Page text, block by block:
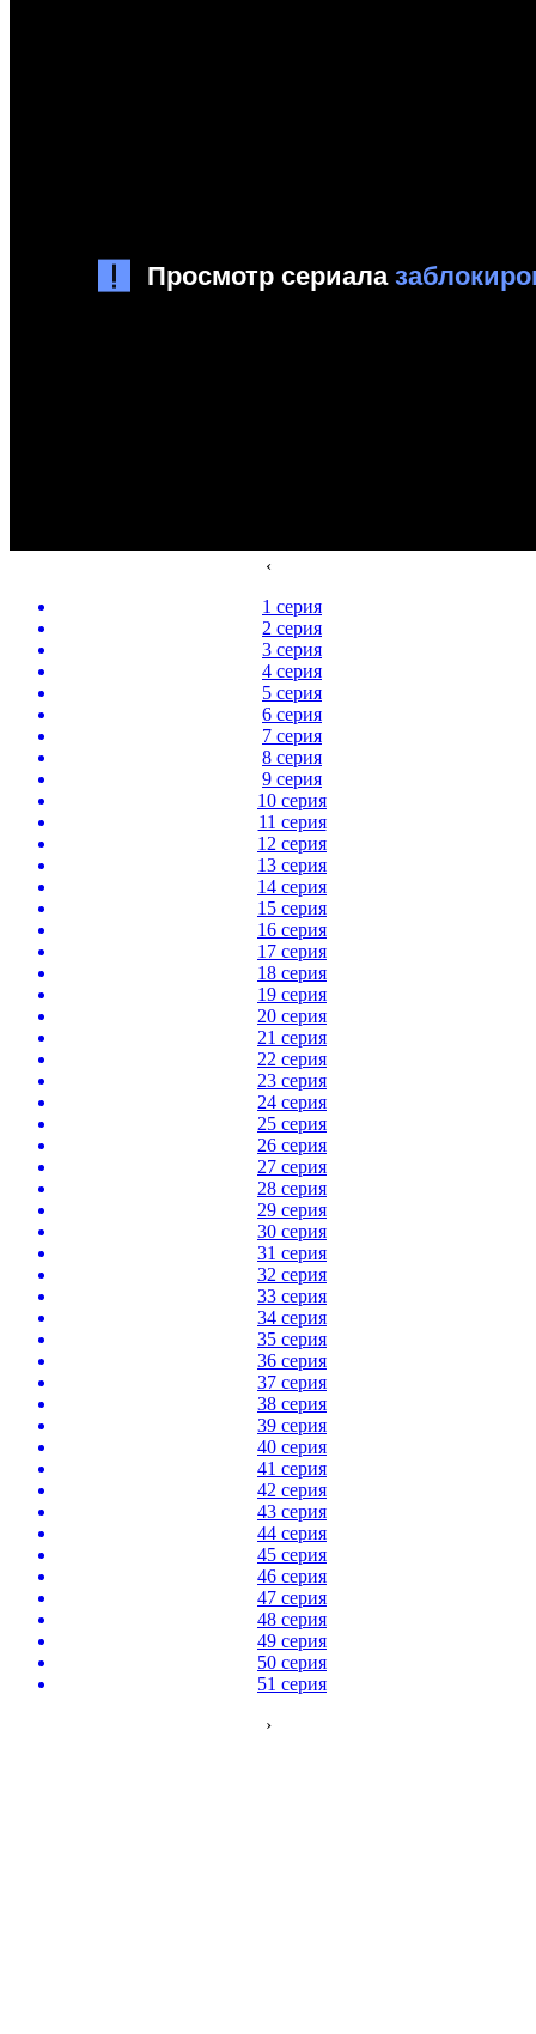
‹
1 серия
2 серия
3 серия
4 серия
5 серия
6 серия
7 серия
8 серия
9 серия
10 серия
11 серия
12 серия
13 серия
14 серия
15 серия
16 серия
17 серия
18 серия
19 серия
20 серия
21 серия
22 серия
23 серия
24 серия
25 серия
26 серия
27 серия
28 серия
29 серия
30 серия
31 серия
32 серия
33 серия
34 серия
35 серия
36 серия
37 серия
38 серия
39 серия
40 серия
41 серия
42 серия
43 серия
44 серия
45 серия
46 серия
47 серия
48 серия
49 серия
50 серия
51 серия
›